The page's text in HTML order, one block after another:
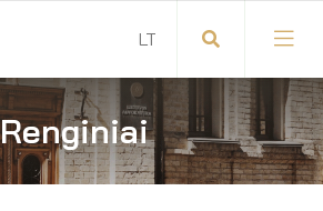
advokatų susirinkimas
tarybos pirmininkas
Renginiai